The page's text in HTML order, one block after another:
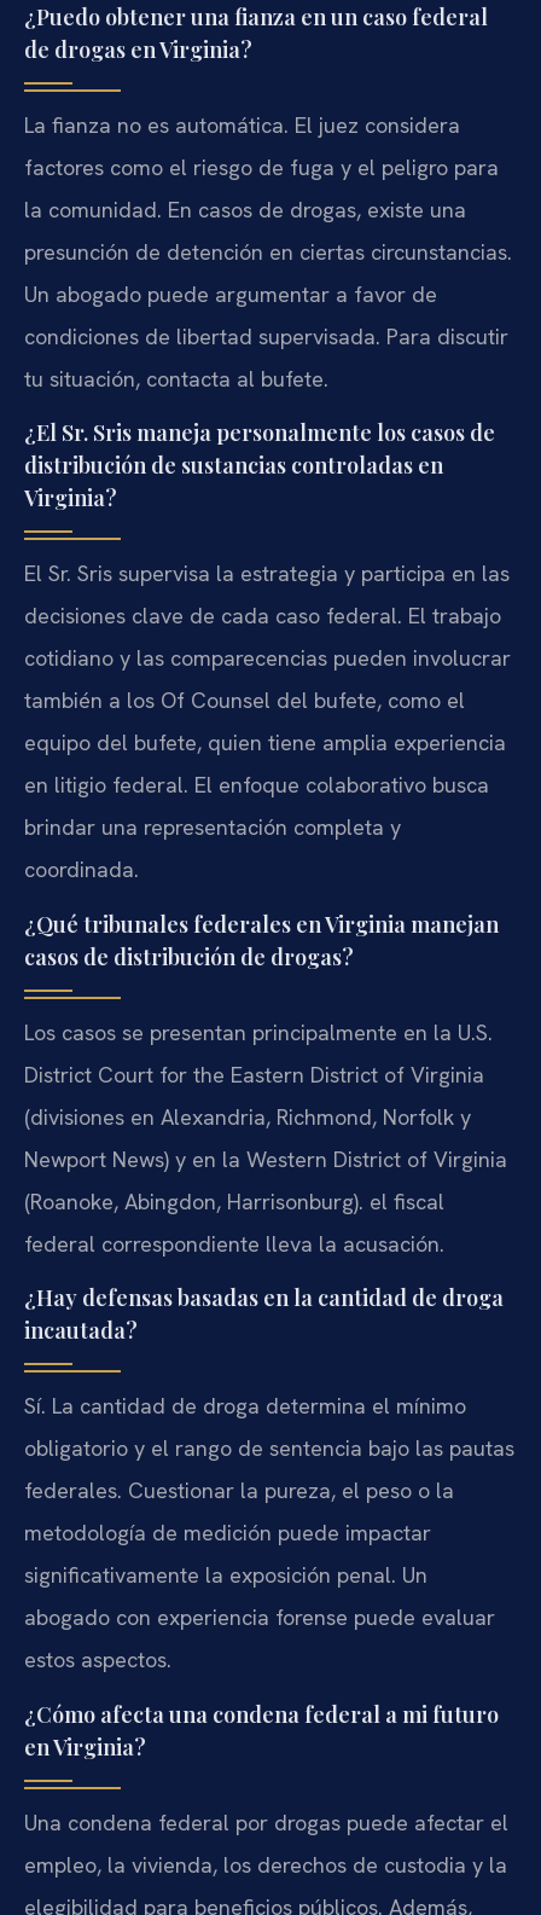
¿Puedo obtener una fianza en un caso federal
de drogas en Virginia?
La fianza no es automática. El juez considera
factores como el riesgo de fuga y el peligro para
la comunidad. En casos de drogas, existe una
presunción de detención en ciertas circunstancias.
Un abogado puede argumentar a favor de
condiciones de libertad supervisada. Para discutir
tu situación, contacta al bufete.
¿El Sr. Sris maneja personalmente los casos de
distribución de sustancias controladas en
Virginia?
El Sr. Sris supervisa la estrategia y participa en las
decisiones clave de cada caso federal. El trabajo
cotidiano y las comparecencias pueden involucrar
también a los Of Counsel del bufete, como el
equipo del bufete, quien tiene amplia experiencia
en litigio federal. El enfoque colaborativo busca
brindar una representación completa y
coordinada.
¿Qué tribunales federales en Virginia manejan
casos de distribución de drogas?
Los casos se presentan principalmente en la U.S.
District Court for the Eastern District of Virginia
(divisiones en Alexandria, Richmond, Norfolk y
Newport News) y en la Western District of Virginia
(Roanoke, Abingdon, Harrisonburg). el fiscal
federal correspondiente lleva la acusación.
¿Hay defensas basadas en la cantidad de droga
incautada?
Sí. La cantidad de droga determina el mínimo
obligatorio y el rango de sentencia bajo las pautas
federales. Cuestionar la pureza, el peso o la
metodología de medición puede impactar
significativamente la exposición penal. Un
abogado con experiencia forense puede evaluar
estos aspectos.
¿Cómo afecta una condena federal a mi futuro
en Virginia?
Una condena federal por drogas puede afectar el
empleo, la vivienda, los derechos de custodia y la
elegibilidad para beneficios públicos. Además,